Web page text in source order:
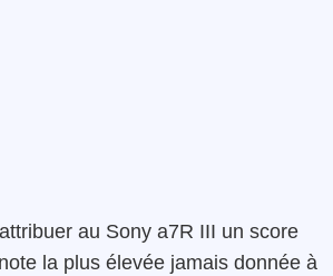
au Sony a7R III un score
la plus élevée jamais donnée à